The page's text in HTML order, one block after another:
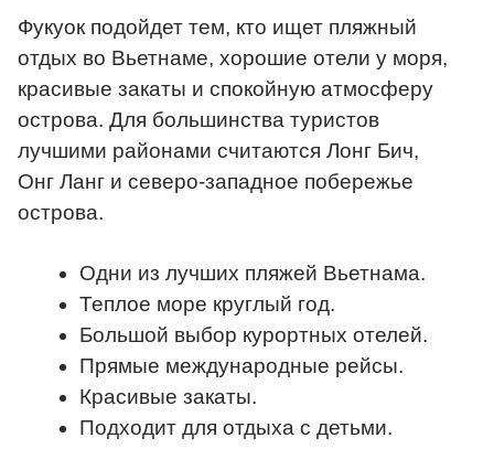
Фукуок подойдет тем, кто ищет пляжный
отдых во Вьетнаме, хорошие отели у моря,
красивые закаты и спокойную атмосферу
острова. Для большинства туристов
лучшими районами считаются Лонг Бич,
Онг Ланг и северо-западное побережье
острова.
Одни из лучших пляжей Вьетнама.
Теплое море круглый год.
Большой выбор курортных отелей.
Прямые международные рейсы.
Красивые закаты.
Подходит для отдыха с детьми.